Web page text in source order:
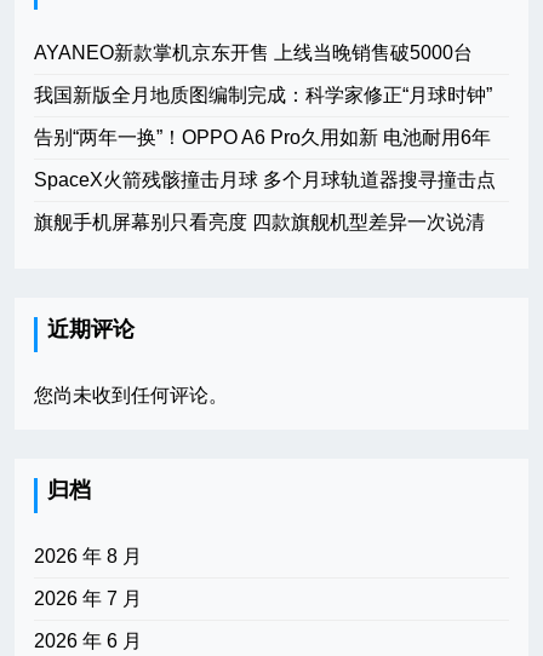
AYANEO新款掌机京东开售 上线当晚销售破5000台
我国新版全月地质图编制完成：科学家修正“月球时钟”
告别“两年一换”！OPPO A6 Pro久用如新 电池耐用6年
SpaceX火箭残骸撞击月球 多个月球轨道器搜寻撞击点
旗舰手机屏幕别只看亮度 四款旗舰机型差异一次说清
近期评论
您尚未收到任何评论。
归档
2026 年 8 月
2026 年 7 月
2026 年 6 月